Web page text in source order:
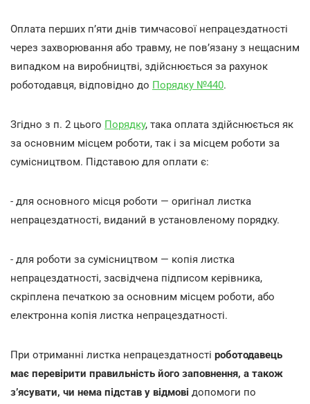
Оплата перших п’яти днів тимчасової непрацездатності
через захворювання або травму, не пов’язану з нещасним
випадком на виробництві, здійснюється за рахунок
роботодавця, відповідно до Порядку №440.
Згідно з п. 2 цього Порядку, така оплата здійснюється як
за основним місцем роботи, так і за місцем роботи за
сумісництвом. Підставою для оплати є:
- для основного місця роботи — оригінал листка
непрацездатності, виданий в установленому порядку.
- для роботи за сумісництвом — копія листка
непрацездатності, засвідчена підписом керівника,
скріплена печаткою за основним місцем роботи, або
електронна копія листка непрацездатності.
При отриманні листка непрацездатності роботодавець
має перевірити правильність його заповнення, а також
з’ясувати, чи нема підстав у відмові допомоги по